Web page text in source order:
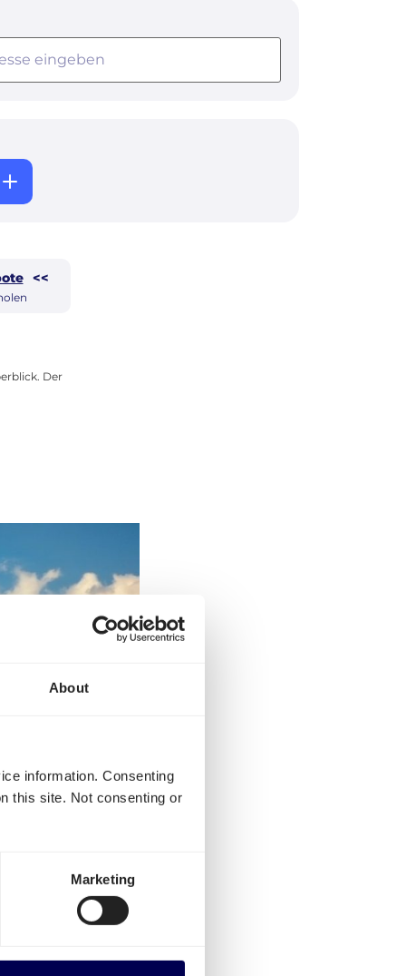
About
information. Consenting
this site. Not consenting or
Marketing
<<
Der